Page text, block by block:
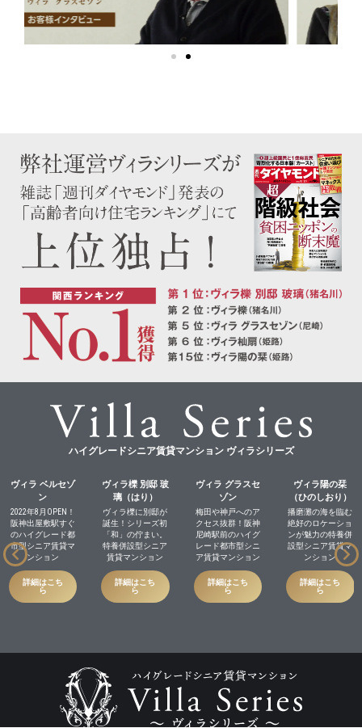
ハイグレードシニア賃貸マンション ヴィラシリーズ
ヴィラ ベルセゾ
ン
2022年8月OPEN！
阪神出屋敷駅すぐ
のハイグレード都
市型シニア賃貸マ
ンション
詳細はこち
ら
ヴィラ櫟 別邸 玻
璃（はり）
ヴィラ櫟に別邸が
誕生！シリーズ初
「和」の佇まい。
特養併設型シニア
賃貸マンション
詳細はこち
ら
ヴィラ グラスセ
ゾン
梅田や神戸へのア
クセス抜群！阪神
尼崎駅前のハイグ
レード都市型シニ
ア賃貸マンション
詳細はこち
ら
ヴィラ陽の栞
（ひのしおり）
播磨灘の海を臨む
絶好のロケーショ
ンが魅力の特養併
設型シニア賃貸マ
ンション
詳細はこち
ら